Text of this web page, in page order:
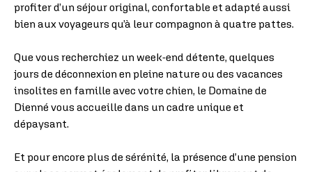
profiter d’un séjour original, confortable et adapté aussi
bien aux voyageurs qu’à leur compagnon à quatre pattes.
Que vous recherchiez un week-end détente, quelques
jours de déconnexion en pleine nature ou des vacances
insolites en famille avec votre chien, le Domaine de
Dienné vous accueille dans un cadre unique et
dépaysant.
Et pour encore plus de sérénité, la présence d’une pension